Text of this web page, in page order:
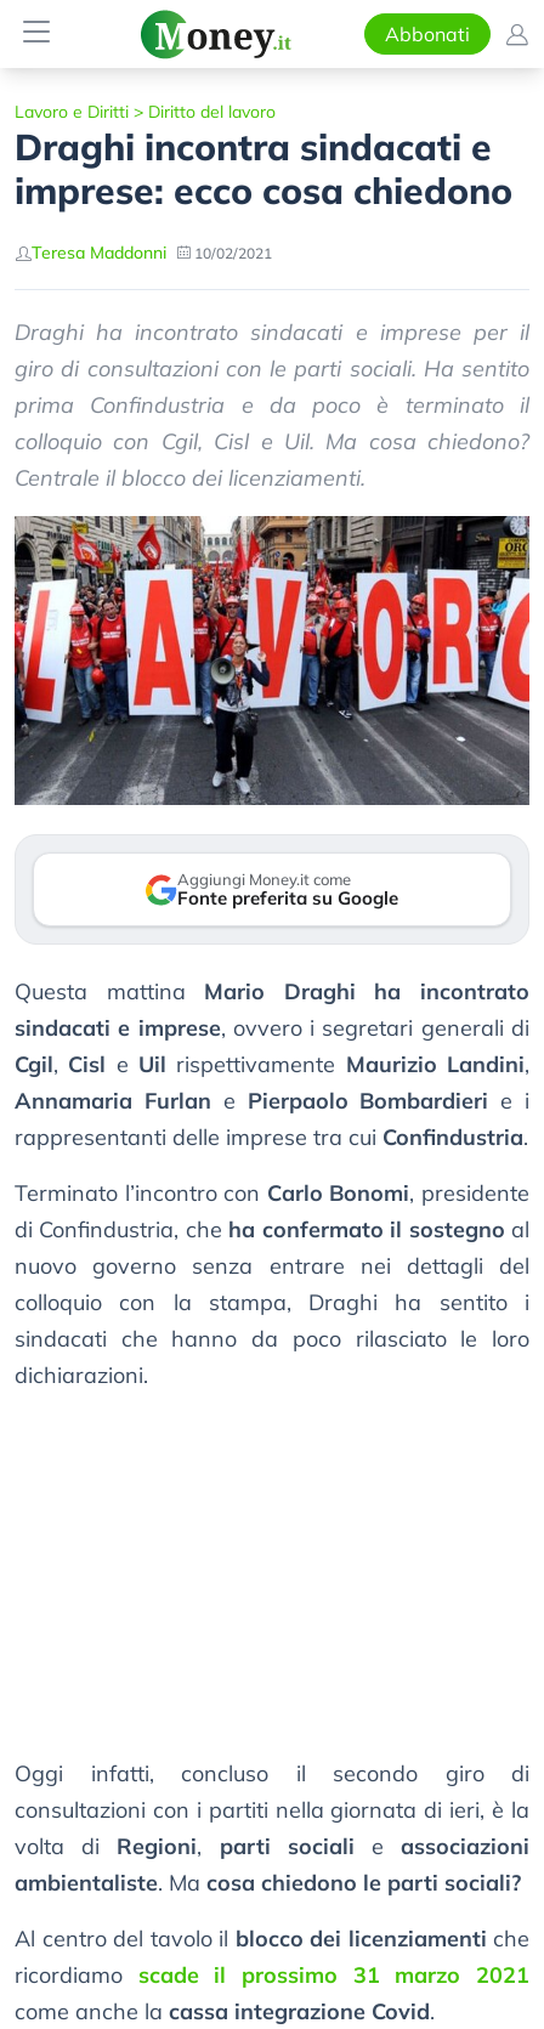
Abbonati
Lavoro e Diritti > Diritto del lavoro
Draghi incontra sindacati e
imprese: ecco cosa chiedono
Teresa Maddonni 10/02/2021
Draghi ha incontrato sindacati e imprese per il
giro di consultazioni con le parti sociali. Ha sentito
prima Confindustria e da poco è terminato il
colloquio con Cgil, Cisl e Uil. Ma cosa chiedono?
Centrale il blocco dei licenziamenti.
Aggiungi Money.it come
Fonte preferita su Google
Questa mattina Mario Draghi ha incontrato
sindacati e imprese, ovvero i segretari generali di
Cgil, Cisl e Uil rispettivamente Maurizio Landini,
Annamaria Furlan e Pierpaolo Bombardieri e i
rappresentanti delle imprese tra cui Confindustria.
Terminato l’incontro con Carlo Bonomi, presidente
di Confindustria, che ha confermato il sostegno al
nuovo governo senza entrare nei dettagli del
colloquio con la stampa, Draghi ha sentito i
sindacati che hanno da poco rilasciato le loro
dichiarazioni.
Oggi infatti, concluso il secondo giro di
consultazioni con i partiti nella giornata di ieri, è la
volta di Regioni, parti sociali eassociazioni
ambientaliste. Ma cosa chiedono le parti sociali?
Al centro del tavolo il blocco dei licenziamenti che
ricordiamo scade il prossimo 31 marzo 2021
come anche la cassa integrazione Covid.